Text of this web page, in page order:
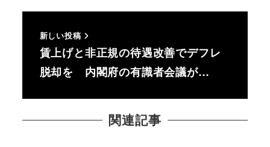
新しい投稿
賃上げと非正規の待遇改善でデフレ
脱却を 内閣府の有識者会議が…
関連記事